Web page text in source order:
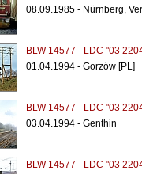
08.09.1985 - Nürnberg,
BLW 14577 - LDC "03
01.04.1994 - Gorzów [PL]
BLW 14577 - LDC "03
03.04.1994 - Genthin
BLW 14577 - LDC "03